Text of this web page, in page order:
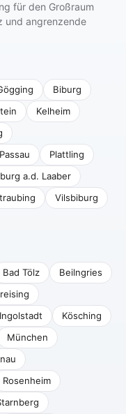
für den Großraum
und angrenzende
Biburg
Kelheim
Passau
Plattling
a.d. Laaber
Vilsbiburg
Bad Tölz
Beilngries
Ingolstadt
Kösching
München
Rosenheim